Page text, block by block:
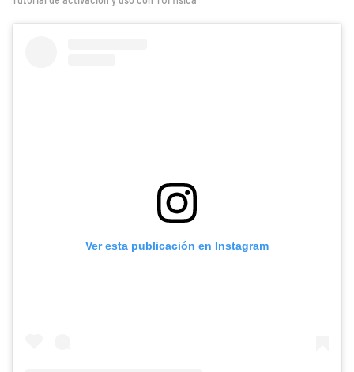
Ver esta publicación en Instagram